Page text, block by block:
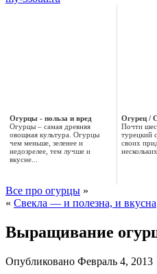
Огурцы - польза и вред
Огурцы – самая древняя
овощная культура. Огурцы
чем меньше, зеленее и
недозрелее, тем лучше и
вкусне...
Огурец /
Почти
турецкий
своих
Все про огурцы »
« Свекла — и полезна, и вкусна
Выращивание
Опубликовано Февраль 4, 2013